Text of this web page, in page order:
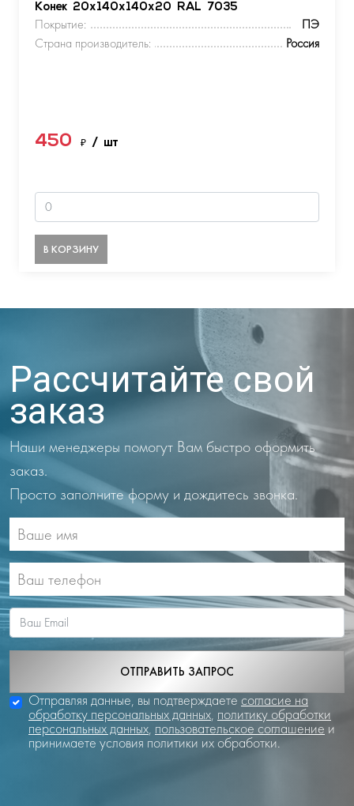
Конек 20х140х140х20 RAL 7035
Покрытие:
ПЭ
Страна производитель:
Россия
450 ₽ / шт
В КОРЗИНУ
Рассчитайте свой
заказ
Наши менеджеры помогут Вам быстро оформить
заказ.
Просто заполните форму и дождитесь звонка.
ОТПРАВИТЬ ЗАПРОС
Отправляя данные, вы подтверждаете согласие на
обработку персональных данных, политику обработки
персональных данных, пользовательское соглашение и
принимаете условия политики их обработки.